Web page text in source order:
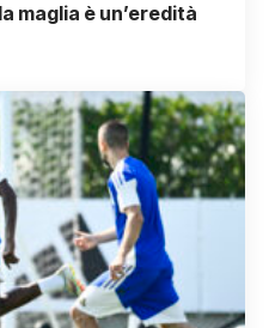
maglia è un’eredità